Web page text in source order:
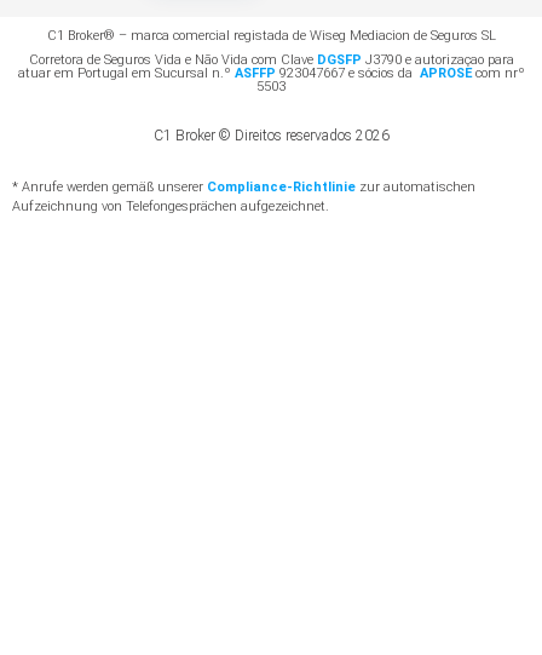
C1 Broker® – marca comercial registada de Wiseg Mediacion de Seguros SL
Corretora de Seguros Vida e Não Vida com ClaveDGSFP J3790 e autorizaçao para
atuar em Portugal em Sucursal n.º ASFFP 923047667 e sócios da APROSE com nrº
5503
C1 Broker © Direitos reservados 2026
* Anrufe werden gemäß unserer Compliance-Richtlinie zur automatischen
Aufzeichnung von Telefongesprächen aufgezeichnet.